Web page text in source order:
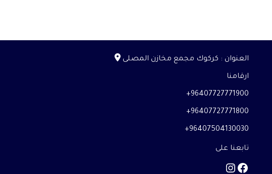
العنوان : كركوك مجمع مخازن المصلى
ارقامنا
96407727771900+
96407727771800+
96407504130030+
تابعنا على
Facebook
Instagram